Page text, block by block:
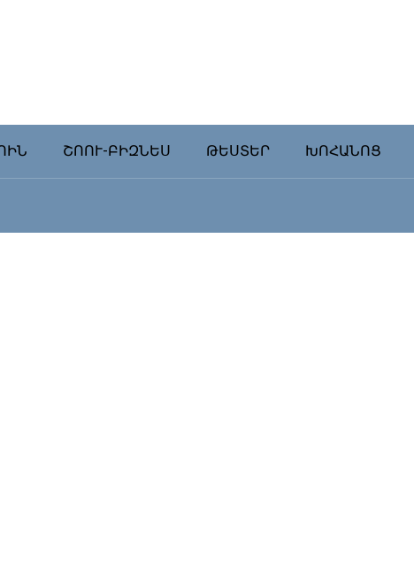
ՇՈՈՒ-ԲԻԶՆԵՍ ԹԵՍՏԵՐ ԽՈՀԱՆՈՑ